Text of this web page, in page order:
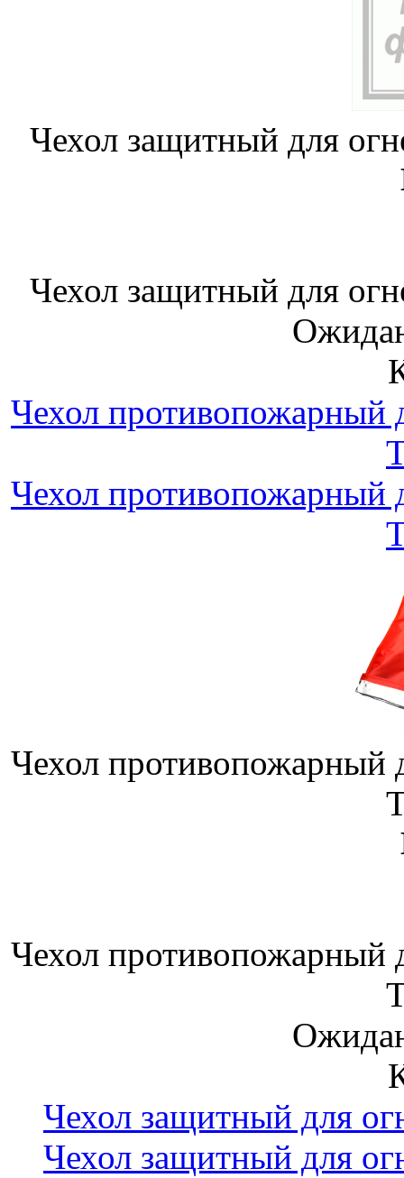
Чехол защитный для
Чехол защитный для
Чехол
Чехол
Чехол
Чехол
Чехол защитный для
Чехол защитный для